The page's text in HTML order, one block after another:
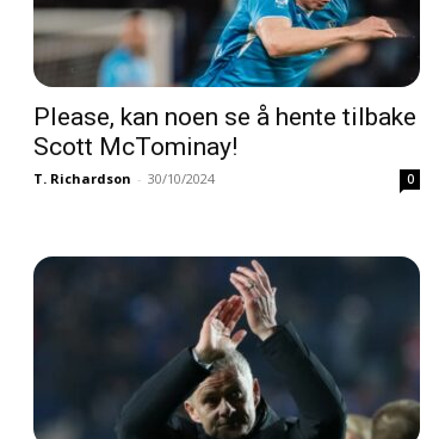
Please, kan noen se å hente tilbake
Scott McTominay!
T. Richardson - 30/10/2024 0